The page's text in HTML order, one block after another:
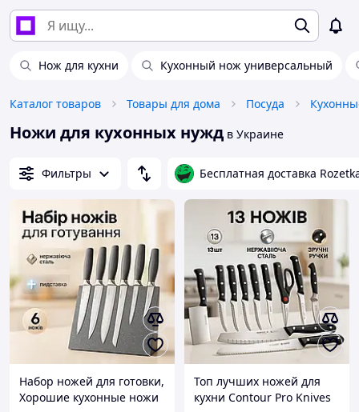
Нож для кухни Кухонный нож универсальный
Каталог товаров Товары для дома Посуда
Ножи для кухонных нужд в Украине
Фильтры Бесплатная доставка
Набор ножей для готовки,
Хорошие кухонные ножи
Топ лучших ножей для
кухни Contour Pro Knives